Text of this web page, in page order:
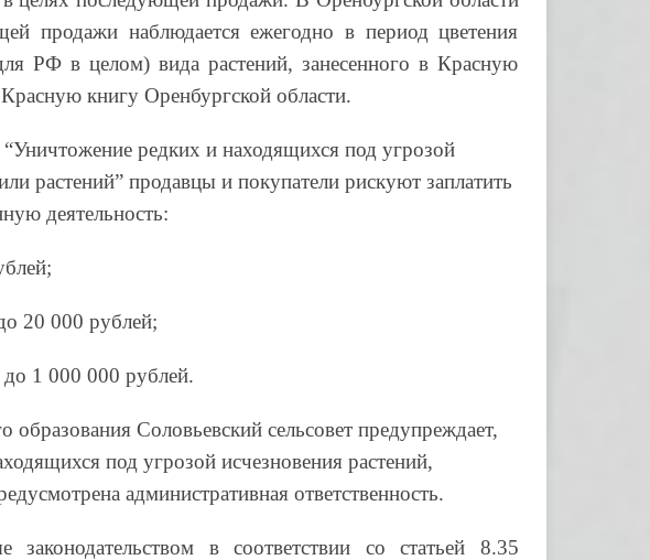
продажи наблюдается ежегодно в период цветения
РФ в целом) вида растений, занесенного в Красную
книгу Оренбургской области.
редких и находящихся под угрозой
растений” продавцы и покупатели рискуют заплатить
деятельность:
20 000 рублей;
1 000 000 рублей.
Соловьевский сельсовет предупреждает,
под угрозой исчезновения растений,
административная ответственность.
законодательством в соответствии со статьей 8.35